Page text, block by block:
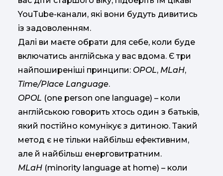
YouTube-канали, які вони будуть дивитись
із задоволенням.
Далі ви маєте обрати для себе, коли буде
включатись англійська у вас вдома. Є три
найпоширеніші принципи: OPOL, MLaH,
Time/Place Language.
OPOL (one person one language) – коли
англійською говорить хтось один з батьків,
який постійно комунікує з дитиною. Такий
метод є не тільки найбільш ефективним,
але й найбільш енерговитратним.
MLaH (minority language at home) – коли